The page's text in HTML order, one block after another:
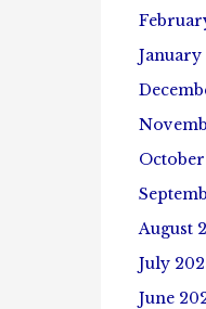
January
August
July
June